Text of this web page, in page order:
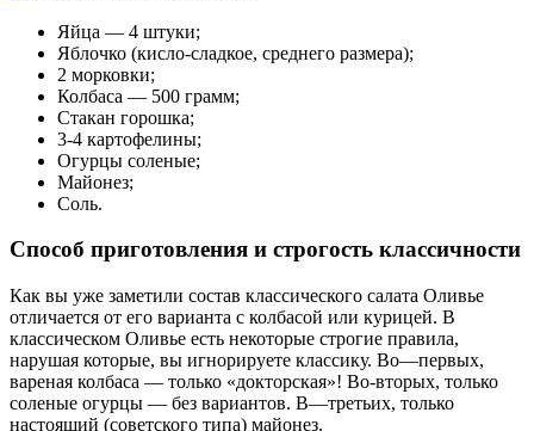
Яйца — 4 штуки;
Яблочко (кисло-сладкое, среднего размера);
2 морковки;
Колбаса — 500 грамм;
Стакан горошка;
3-4 картофелины;
Огурцы соленые;
Майонез;
Соль.
Способ приготовления и строгость классичности
Как вы уже заметили состав классического салата Оливье
отличается от его варианта с колбасой или курицей. В
классическом Оливье есть некоторые строгие правила,
нарушая которые, вы игнорируете классику. Во—первых,
вареная колбаса — только «докторская»! Во-вторых, только
соленые огурцы — без вариантов. В—третьих, только
настоящий (советского типа) майонез.